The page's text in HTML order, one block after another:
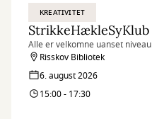
KREATIVITET
StrikkeHækleSyKlub
Alle er velkomne uanset niveau
Risskov Bibliotek
6. august 2026
15:00 - 17:30